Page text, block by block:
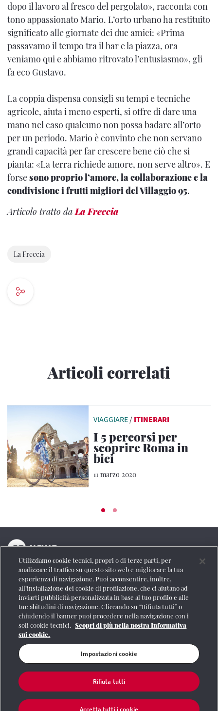
dopo il lavoro al fresco del pergolato», racconta con
tono appassionato Mario. L’orto urbano ha restituito
significato alle giornate dei due amici: «Prima
passavamo il tempo tra il bar e la piazza, ora
veniamo qui e abbiamo ritrovato l’entusiasmo», gli
fa eco Gustavo.
La coppia dispensa consigli su tempi e tecniche
agricole, aiuta i meno esperti, si offre di dare una
mano nel caso qualcuno non possa badare all’orto
per un periodo. Mario è convinto che non servano
grandi capacità per far crescere bene ciò che si
pianta: «La terra richiede amore, non serve altro». E
forsesono proprio l’amore, la collaborazione e la
condivisione i frutti migliori del Villaggio 95.
Articolo tratto daLa Freccia
La Freccia
Articoli correlati
VIAGGIARE / ITINERARI
I 5 percorsi per
scoprire Roma in
bici
11 marzo 2020
La testata online del Gruppo FS Italiane
Social
Se vuoi contattarci o avere altre informazioni
CONTATTI
Registrazione Tribunale di Roma n° 204/2009
| |Credits | Protezione dei dati personali Partita
Utilizziamo cookie tecnici, propri o di terze parti, per
analizzare il traffico su questo sito web e migliorare la tua
esperienza di navigazione. Puoi acconsentire, inoltre,
all’installazione dei cookie di profilazione, che ci aiutano ad
inviarti pubblicità personalizzata in base al tuo profilo e alle
tue abitudini di navigazione. Cliccando su “Rifiuta tutti” o
chiudendo il banner puoi procedere nella navigazione con i
soli cookie tecnici. Scopri di più nella nostra Informativa
sui cookie.
Impostazioni cookie
Rifiuta tutti
Accetta tutti i cookie